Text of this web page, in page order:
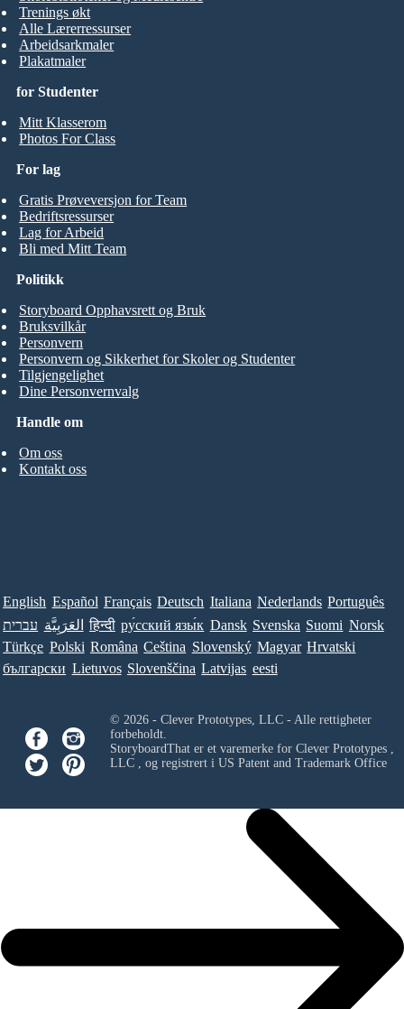
for Studenter
Mitt Klasserom
Photos For Class
Trenings økt
Alle Lærerressurser
Arbeidsarkmaler
Plakatmaler
For lag
Gratis Prøveversjon for Team
Bedriftsressurser
Lag for Arbeid
Bli med Mitt Team
Handle om
Om oss
Kontakt oss
Politikk
Storyboard Opphavsrett og Bruk
Bruksvilkår
Personvern
Personvern og Sikkerhet for Skoler og Studenter
Tilgjengelighet
Dine Personvernvalg
English Español Français Deutsch Italiana Nederlands Português
עברית العَرَبِيَّة हिन्दी ру́сский язы́к Dansk Svenska Suomi Norsk
Türkçe Polski Româna Ceština Slovenský Magyar Hrvatski
български Lietuvos Slovenščina Latvijas eesti
© 2026 - Clever Prototypes, LLC - Alle rettigheter
forbeholdt.
StoryboardThat er et varemerke for Clever Prototypes ,
LLC, og registrert i US Patent and Trademark Office